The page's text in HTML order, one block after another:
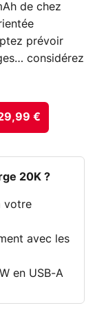
de chez
prévoir
considérez
€
20K ?
votre
avec les
en USB-A